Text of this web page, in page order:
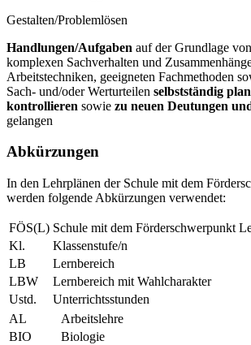
Gestalten/Problemlösen
Handlungen/Aufgaben auf der Grundlage
komplexen Sachverhalten und
Arbeitstechniken, geeigneten Fachmethoden
Sach- und/oder Werturteilen selbstständig
kontrollieren sowie zu neuen Deutungen
gelangen
Abkürzungen
In den Lehrplänen der Schule mit dem
werden folgende Abkürzungen verwendet:
FÖS(L) Schule mit dem Förderschwerpunkt
Kl.
Klassenstufe/n
LB
Lernbereich
LBW
Lernbereich mit Wahlcharakter
Ustd.
Unterrichtsstunden
AL
Arbeitslehre
BIO
Biologie